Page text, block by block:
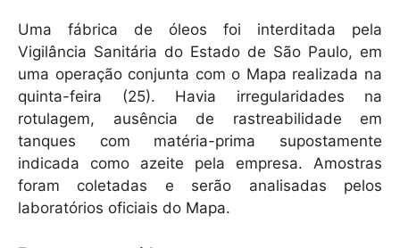
Uma fábrica de óleos foi interditada pela
Vigilância Sanitária do Estado de São Paulo, em
uma operação conjunta com o Mapa realizada na
quinta-feira (25). Havia irregularidades na
rotulagem, ausência de rastreabilidade em
tanques com matéria-prima supostamente
indicada como azeite pela empresa. Amostras
foram coletadas e serão analisadas pelos
laboratórios oficiais do Mapa.